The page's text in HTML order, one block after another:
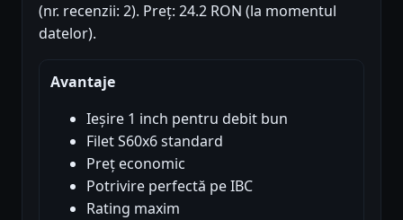
(nr. recenzii: 2). Preț: 24.2 RON (la momentul
datelor).
Avantaje
Ieșire 1 inch pentru debit bun
Filet S60x6 standard
Preț economic
Potrivire perfectă pe IBC
Rating maxim